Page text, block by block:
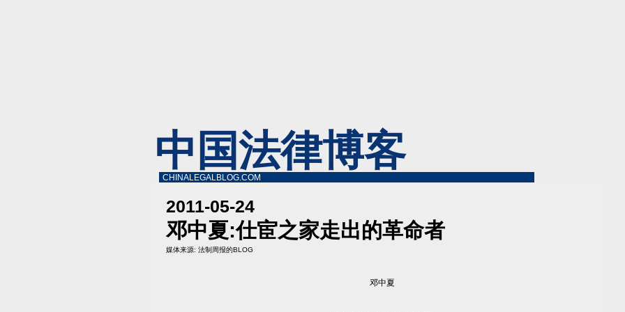
中国法律博客
CHINALEGALBLOG.COM
2011-05-24
邓中夏:仕宦之家走出的革命者
媒体来源: 法制周报的BLOG
邓中夏